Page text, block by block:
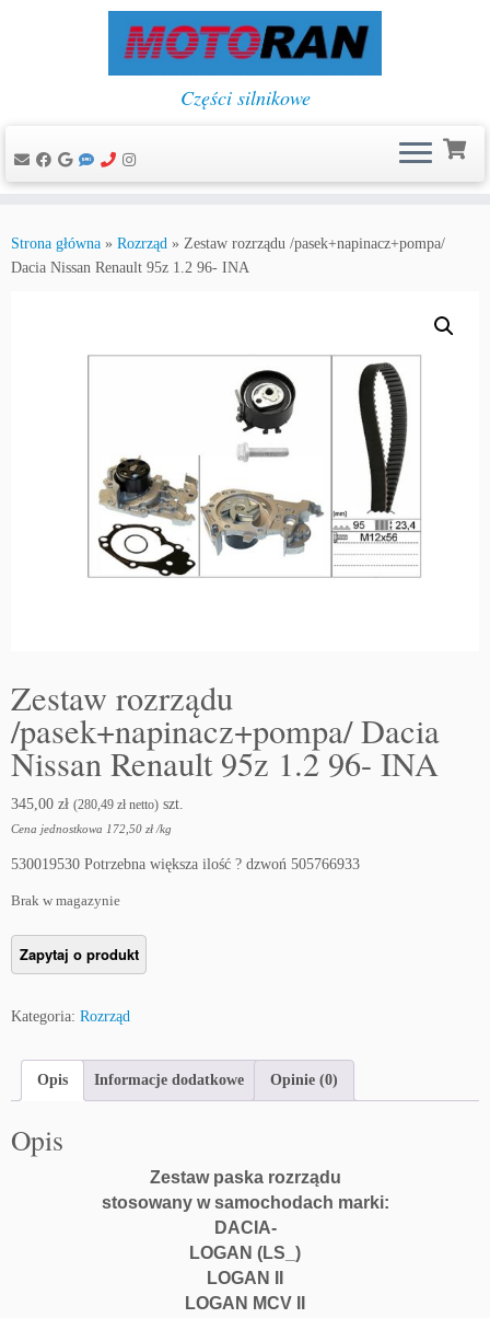
do
treści
Części silnikowe
Strona główna » Rozrząd » Zestaw rozrządu /pasek+napinacz+pompa/
Dacia Nissan Renault 95z 1.2 96- INA
Zestaw rozrządu
/pasek+napinacz+pompa/ Dacia
Nissan Renault 95z 1.2 96- INA
345,00 zł (280,49 zł netto) szt.
Cena jednostkowa 172,50 zł /kg
530019530 Potrzebna większa ilość ? dzwoń 505766933
Brak w magazynie
Kategoria: Rozrząd
Opis Informacje dodatkowe Opinie (0)
Opis
Zestaw paska rozrządu
stosowany w samochodach marki:
DACIA-
LOGAN (LS_)
LOGAN II
LOGAN MCV II